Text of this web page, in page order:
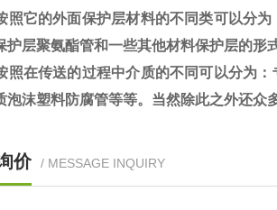
它的外面保护层材料的不同类可以分为
护层聚氨酯管和一些其他材料保护层的形
在传送的过程中介质的不同可以分为
泡沫塑料防腐管等等。当然除此之外还众
价 / MESSAGE INQUIRY